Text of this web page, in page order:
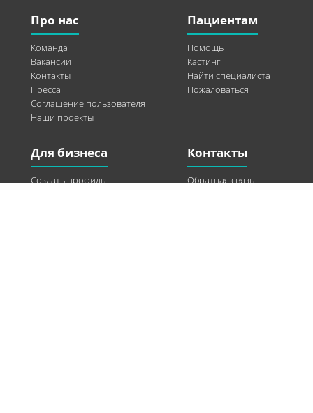
Про нас
Команда
Вакансии
Контакты
Пресса
Соглашение пользователя
Наши проекты
Пациентам
Помощь
Кастинг
Найти специалиста
Пожаловаться
Для бизнеса
Создать профиль
Контакты
Обратная связь